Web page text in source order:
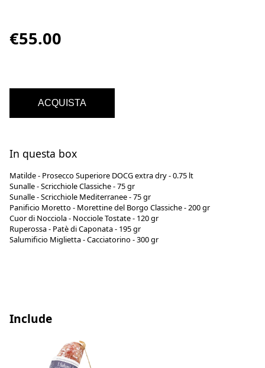
€55.00
ACQUISTA
In questa box
Matilde - Prosecco Superiore DOCG extra dry - 0.75 lt
Sunalle - Scricchiole Classiche - 75 gr
Sunalle - Scricchiole Mediterranee - 75 gr
Panificio Moretto - Morettine del Borgo Classiche - 200 gr
Cuor di Nocciola - Nocciole Tostate - 120 gr
Ruperossa - Patè di Caponata - 195 gr
Salumificio Miglietta - Cacciatorino - 300 gr
Include